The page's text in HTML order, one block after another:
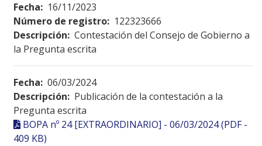
Fecha: 16/11/2023
Número de registro: 122323666
Descripción: Contestación del Consejo de Gobierno a
la Pregunta escrita
Fecha: 06/03/2024
Descripción: Publicación de la contestación a la
Pregunta escrita
BOPA nº 24 [EXTRAORDINARIO] - 06/03/2024 (PDF -
409 KB)